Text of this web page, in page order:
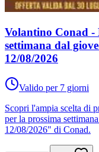
Volantino Conad -
settimana dal
12/08/2026
Valido per 7 giorni
Scopri l'ampia scelta di
per la prossima
12/08/2026" di Conad.